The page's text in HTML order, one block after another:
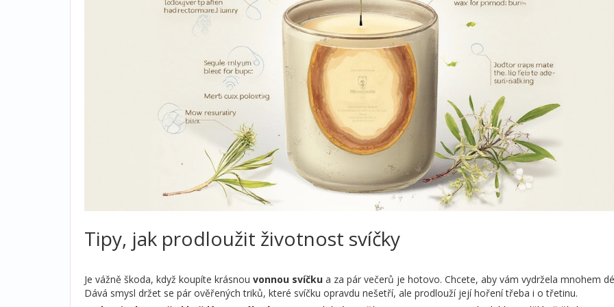
Tipy, jak prodloužit životnost svíčky
Je vážně škoda, když koupíte krásnou vonnou svíčku a za pár večerů je hotovo. Chcete, aby vám vydržela mnohem
Dává smysl držet se pár ověřených triků, které svíčku opravdu nešetří, ale prodlouží její hoření třeba i o třetinu.